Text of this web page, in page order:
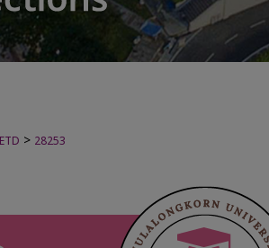
> 28253